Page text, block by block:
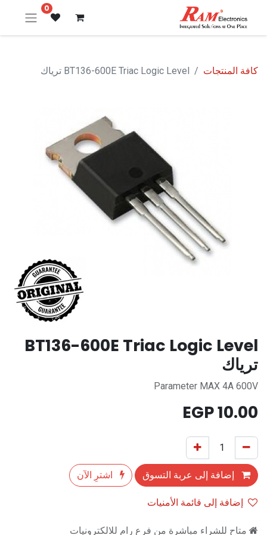
0
كافة المنتجات BT136-600E Triac Logic Level ترياك
BT136-600E Triac Logic Level
ترياك
Parameter MAX 4A 600V
10.00
إضافة إلى عربة التسوق
اشترِ الآن
إضافة إلى قائمة الأمنيات
متاح للشراء مباشرة من فرع رام للالكترونيات